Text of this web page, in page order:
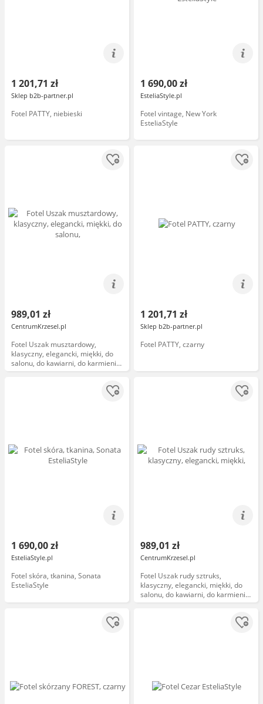
1 201,71 zł
Sklep b2b-partner.pl
Fotel PATTY, niebieski
1 690,00 zł
EsteliaStyle.pl
Fotel vintage, New York
EsteliaStyle
989,01 zł
CentrumKrzesel.pl
Fotel Uszak musztardowy,
klasyczny, elegancki, miękki, do
salonu, do kawiarni, do karmienia
piersią
1 201,71 zł
Sklep b2b-partner.pl
Fotel PATTY, czarny
1 690,00 zł
EsteliaStyle.pl
Fotel skóra, tkanina, Sonata
EsteliaStyle
989,01 zł
CentrumKrzesel.pl
Fotel Uszak rudy sztruks,
klasyczny, elegancki, miękki, do
salonu, do kawiarni, do karmienia
piersią